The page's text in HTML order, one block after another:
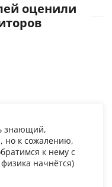
оценили
знающий,
но к сожалению,
к нему с
начнётся)